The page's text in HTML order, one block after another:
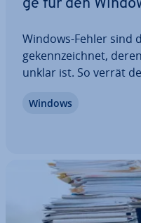
ge für den
Windows-Fehler sind
ge­kenn­zeich­net,
unklar ist. So verrät
ein Zu­griffs­ver­such
Windows